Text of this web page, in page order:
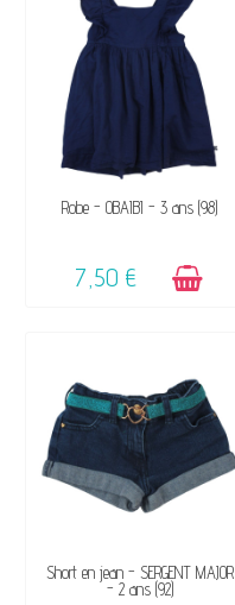
DISPONIBLE
Robe - OBAÏBI - 3 ans (98)
7,50 €
DISPONIBLE
Short en jean - SERGENT MAJOR
- 2 ans (92)